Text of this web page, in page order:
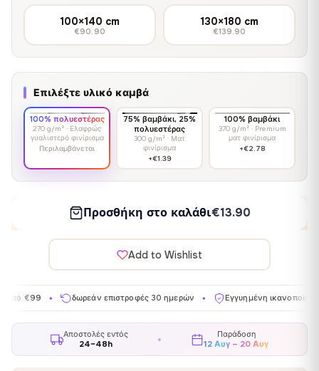
100×140 cm
€90.90
130×180 cm
€139.90
Επιλέξτε υλικό καμβά
100% πολυεστέρας
270 g/m² · Ελαφρώς
γυαλιστερό φινίρισμα
Περιλαμβάνεται
75% βαμβάκι, 25%
πολυεστέρας
300 g/m² · Ματ
φινίρισμα
+€1.39
100% βαμβάκι
370 g/m² · Premium
ματ φινίρισμα
+€2.78
Προσθήκη στο καλάθι€13.90
Add to Wishlist
δωρεάν επιστροφές 30 ημερών ✦ Εγγυημένη ικανοποίηση ✦
Αποστολές εντός
24–48h
Παράδοση
12 Αυγ – 20 Αυγ